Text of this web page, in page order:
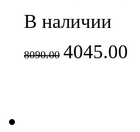
В наличии
8090.00 4045.00